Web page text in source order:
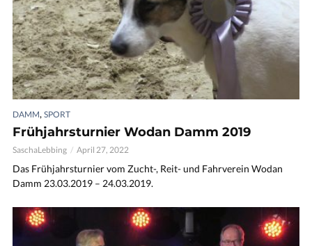
DAMM, SPORT
Frühjahrsturnier Wodan Damm 2019
SaschaLebbing April 27, 2022
Das Frühjahrsturnier vom Zucht-, Reit- und Fahrverein Wodan
Damm 23.03.2019 – 24.03.2019.